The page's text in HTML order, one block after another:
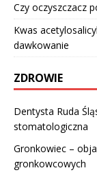
Czy oczyszczacz
Kwas
dawkowanie
ZDROWIE
Dentysta Ruda
stomatologiczna
Gronkowiec –
gronkowcowych